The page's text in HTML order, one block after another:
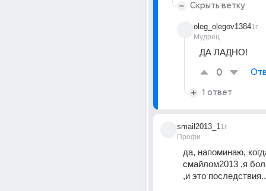
Скрыть ветку
oleg_olegov1384
Мудрец
1г
ДА ЛАДНО!
0
1 ответ
smail2013_1
Профи
1г
да, напоминаю,
смайлом2013 ,я
,и это последствия..